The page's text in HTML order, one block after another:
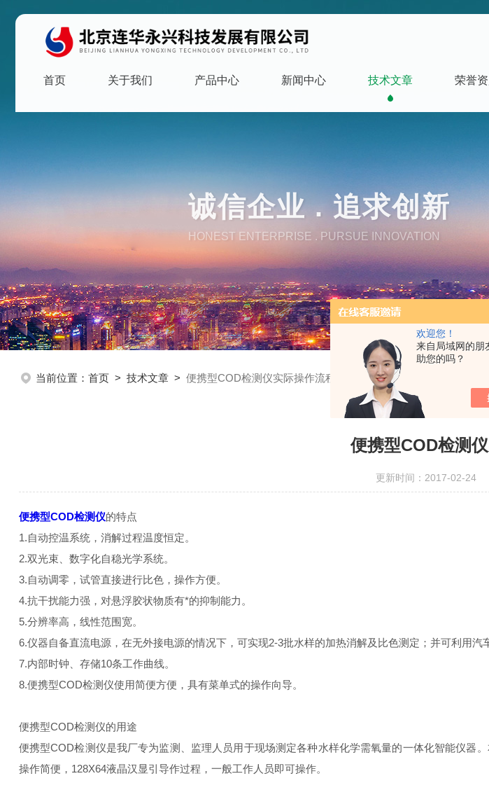
欢迎您！
来自局域网的朋
助您的吗？
首页 关于我们 产品中心 新闻中心 技术文章 荣誉
诚信企业 . 追求创新
HONEST ENTERPRISE . PURSUE INNOVATION
当前位置： 首页> 技术文章> 便携型COD检测仪实际操作流程
便携型COD检测
更新时间：2017-02-24
便携型COD检测仪的特点
1.自动控温系统，消解过程温度恒定。
2.双光束、数字化自稳光学系统。
3.自动调零，试管直接进行比色，操作方便。
4.抗干扰能力强，对悬浮胶状物质有*的抑制能力。
5.分辨率高，线性范围宽。
6.仪器自备直流电源，在无外接电源的情况下，可实现2-3批水样的加热消解及比色测定；并可利用汽
7.内部时钟、存储10条工作曲线。
8.便携型COD检测仪使用简便方便，具有菜单式的操作向导。
便携型COD检测仪的用途
便携型COD检测仪是我厂专为监测、监理人员用于现场测定各种水样化学需氧量的一体化智能仪
操作简便，128X64液晶汉显引导作过程，一般工作人员即可操作。